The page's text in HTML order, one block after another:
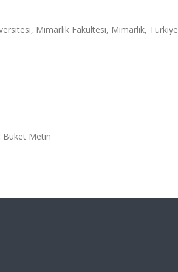
Mimarlık Fakültesi, Mimarlık, Türkiye
Buket Metin